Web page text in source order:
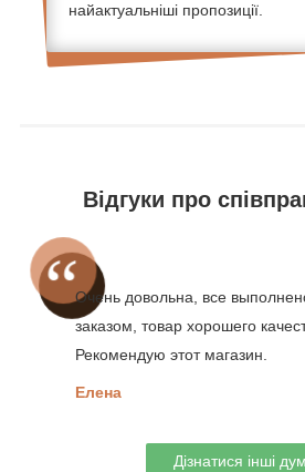
найактуальніші пропозиції.
Відгуки про
Очень довольна, все
заказом, товар хорошего
Рекомендую этот магазин.
Елена
Дізнатися інші